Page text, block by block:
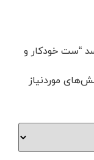
“ست خودکار و
موردنیاز